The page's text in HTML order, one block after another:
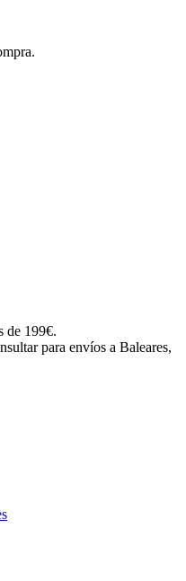
de 199€.
para envíos a Baleares,